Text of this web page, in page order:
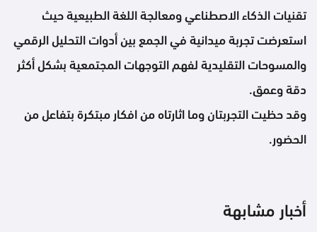
تقنيات الذكاء الاصطناعي ومعالجة اللغة الطبيعية حيث
استعرضت تجربة ميدانية في الجمع بين أدوات التحليل الرقمي
والمسوحات التقليدية لفهم التوجهات المجتمعية بشكل أكثر
دقة وعمق.
وقد حظيت التجربتان وما اثارتاه من افكار مبتكرة بتفاعل من
الحضور.
أخبار مشابهة